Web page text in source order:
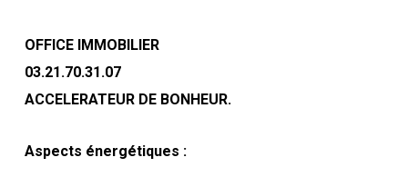
OFFICE IMMOBILIER
03.21.70.31.07
ACCELERATEUR DE BONHEUR.
Aspects énergétiques :